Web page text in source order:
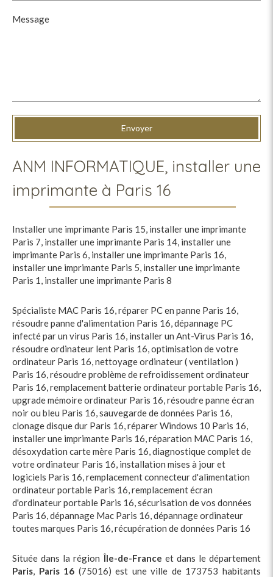
Message
Envoyer
ANM INFORMATIQUE, installer une
imprimante à Paris 16
Installer une imprimante Paris 15, installer une imprimante
Paris 7, installer une imprimante Paris 14, installer une
imprimante Paris 6, installer une imprimante Paris 16,
installer une imprimante Paris 5, installer une imprimante
Paris 1, installer une imprimante Paris 8
Spécialiste MAC Paris 16,réparer PC en panne Paris 16,
résoudre panne d'alimentation Paris 16,dépannage PC
infecté par un virus Paris 16, installer un Ant-Virus Paris 16,
résoudre ordinateur lent Paris 16,optimisation de votre
ordinateur Paris 16,nettoyage ordinateur ( ventilation )
Paris 16,résoudre problème de refroidissement ordinateur
Paris 16,remplacement batterie ordinateur portable Paris 16,
upgrade mémoire ordinateur Paris 16,résoudre panne écran
noir ou bleu Paris 16,sauvegarde de données Paris 16,
clonage disque dur Paris 16,réparer Windows 10 Paris 16,
installer une imprimante Paris 16,réparation MAC Paris 16,
désoxydation carte mère Paris 16,diagnostique complet de
votre ordinateur Paris 16, installation mises à jour et
logiciels Paris 16,remplacement connecteur d'alimentation
ordinateur portable Paris 16,remplacement écran
d'ordinateur portable Paris 16,sécurisation de vos données
Paris 16,dépannage Mac Paris 16,dépannage ordinateur
toutes marques Paris 16,récupération de données Paris 16
Située dans la régionÎle-de-France et dans le département
Paris, Paris 16 (75016) est une ville de 173753 habitants